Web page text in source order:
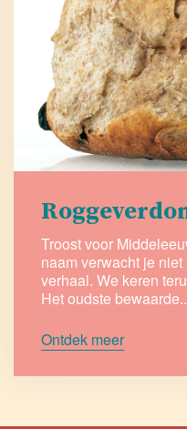
Troost voor
naam verwacht je
verhaal. We keren
Het oudste
Ontdek meer